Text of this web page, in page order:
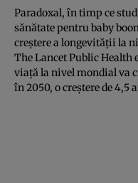
Paradoxal, în timp ce
sănătate pentru baby
creștere a longevității la
The Lancet Public Health
viață la nivel mondial va
în 2050, o creștere de 4,5